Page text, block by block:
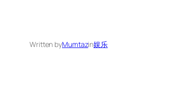
Written byMumtazin娱乐